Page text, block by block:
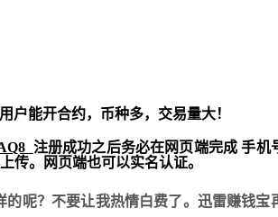
户能开合约， 币种多，交易量大！
注册成功之后务必在网页端完成 手机
传。网页端也可以实名认证。
呢？不要让我热情白费了。迅雷赚钱宝